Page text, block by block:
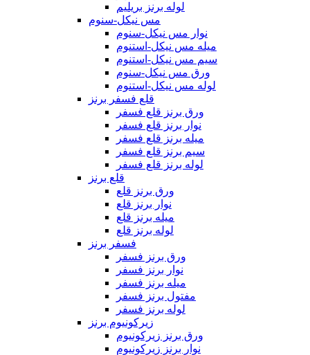
لوله برنز بریلیم
مس نیکل-سنوم
نوار مس نیکل-سنوم
میله مس نیکل-استنوم
سیم مس نیکل-استنوم
ورق مس نیکل-سنوم
لوله مس نیکل-استنوم
قلع فسفر برنز
ورق برنز قلع فسفر
نوار برنز قلع فسفر
میله برنز قلع فسفر
سیم برنز قلع فسفر
لوله برنز قلع فسفر
قلع برنز
ورق برنز قلع
نوار برنز قلع
میله برنز قلع
لوله برنز قلع
فسفر برنز
ورق برنز فسفر
نوار برنز فسفر
میله برنز فسفر
مفتول برنز فسفر
لوله برنز فسفر
زیرکونیوم برنز
ورق برنز زیرکونیوم
نوار برنز زیرکونیوم